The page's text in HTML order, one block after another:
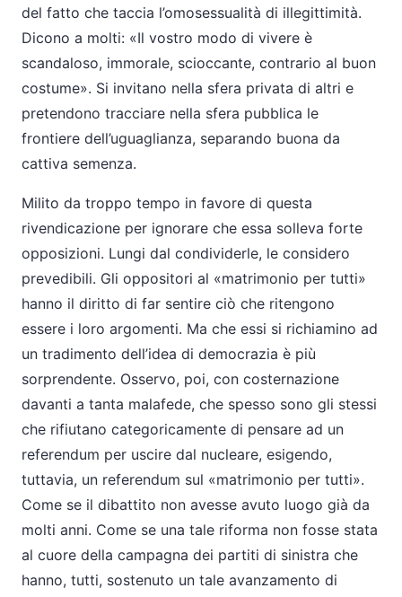
del fatto che taccia l’omosessualità di illegittimità.
Dicono a molti: «Il vostro modo di vivere è
scandaloso, immorale, scioccante, contrario al buon
costume». Si invitano nella sfera privata di altri e
pretendono tracciare nella sfera pubblica le
frontiere dell’uguaglianza, separando buona da
cattiva semenza.
Milito da troppo tempo in favore di questa
rivendicazione per ignorare che essa solleva forte
opposizioni. Lungi dal condividerle, le considero
prevedibili. Gli oppositori al «matrimonio per tutti»
hanno il diritto di far sentire ciò che ritengono
essere i loro argomenti. Ma che essi si richiamino ad
un tradimento dell’idea di democrazia è più
sorprendente. Osservo, poi, con costernazione
davanti a tanta malafede, che spesso sono gli stessi
che rifiutano categoricamente di pensare ad un
referendum per uscire dal nucleare, esigendo,
tuttavia, un referendum sul «matrimonio per tutti».
Come se il dibattito non avesse avuto luogo già da
molti anni. Come se una tale riforma non fosse stata
al cuore della campagna dei partiti di sinistra che
hanno, tutti, sostenuto un tale avanzamento di